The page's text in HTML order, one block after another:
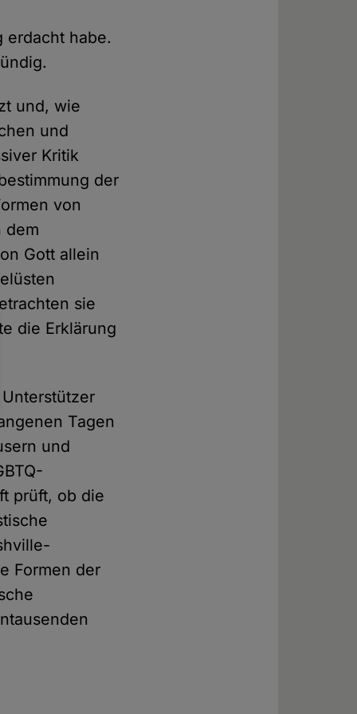
erdacht habe.
und, wie
und
Kritik
der
von
dem
Gott allein
sie
die Erklärung
Tagen
und
prüft, ob die
Formen der